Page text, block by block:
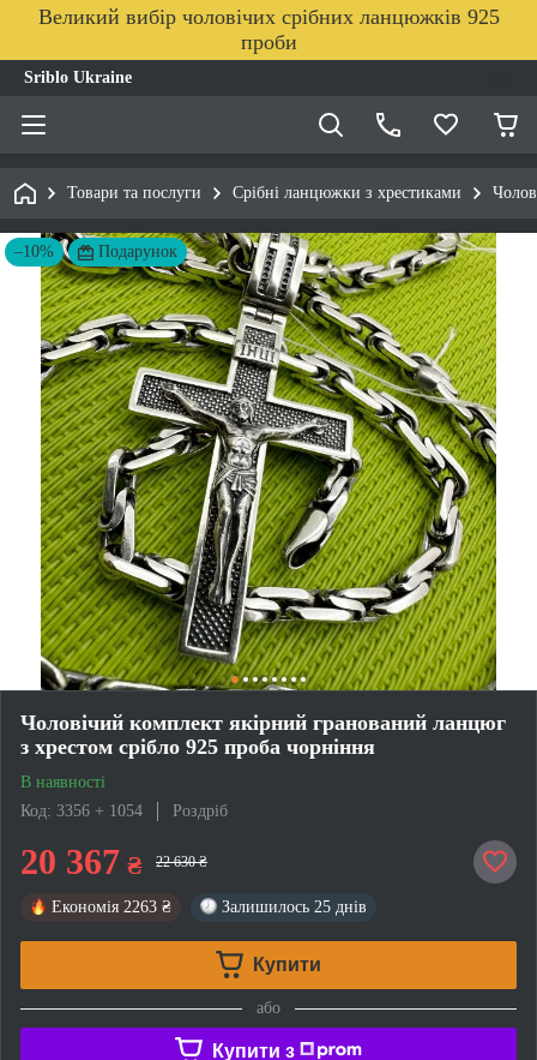
Великий вибір чоловічих срібних ланцюжків 925
проби
Sriblo Ukraine
Товари та послуги Срібні ланцюжки з хрестиками
–10% Подарунок
Чоловічий комплект якірний гранований ланцюг
з хрестом срібло 925 проба чорніння
В наявності
Код: 3356 + 1054
Роздріб
20 367 ₴ 22 630 ₴
Економія 2263 ₴ Залишилось 25 днів
Купити
або
Купити з